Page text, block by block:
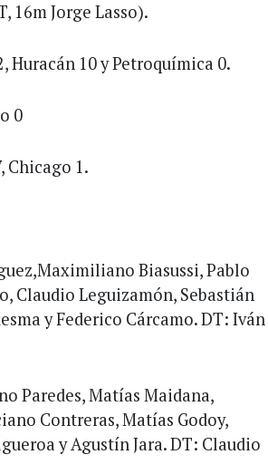
16m Jorge Lasso).
Huracán 10 y Petroquímica 0.
0
Chicago 1.
Biasussi, Pablo
Claudio Leguizamón, Sebastián
y Federico Cárcamo. DT: Iván
Paredes, Matías Maidana,
Contreras, Matías Godoy,
y Agustín Jara. DT: Claudio